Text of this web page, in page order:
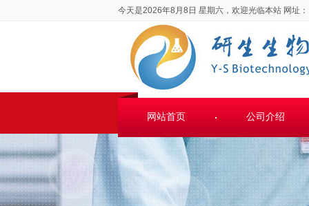
今天是2026年8月8日 星期六，欢迎光临本站 网址：
网站首页 公司介绍